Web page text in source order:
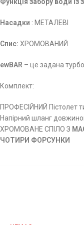
Насадки : МЕТАЛЕВІ
Спис: ХРОМОВАНИЙ
ewBAR – це задана
Комплект:
ПРОФЕСІЙНИЙ Пістолет
Напірний шланг
ХРОМОВАНЕ СПІЛО З
ЧОТИРИ ФОРСУНКИ